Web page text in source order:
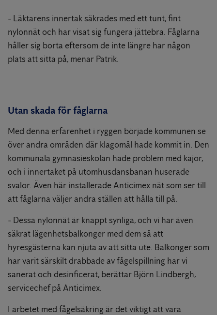
- Läktarens innertak säkrades med ett tunt, fint
nylonnät och har visat sig fungera jättebra. Fåglarna
håller sig borta eftersom de inte längre har någon
plats att sitta på, menar Patrik.
Utan skada för fåglarna
Med denna erfarenhet i ryggen började kommunen se
över andra områden där klagomål hade kommit in. Den
kommunala gymnasieskolan hade problem med kajor,
och i innertaket på utomhusdansbanan huserade
svalor. Även här installerade Anticimex nät som ser till
att fåglarna väljer andra ställen att hålla till på.
- Dessa nylonnät är knappt synliga, och vi har även
säkrat lägenhetsbalkonger med dem så att
hyresgästerna kan njuta av att sitta ute. Balkonger som
har varit särskilt drabbade av fågelspillning har vi
sanerat och desinficerat, berättar Björn Lindbergh,
servicechef på Anticimex.
I arbetet med fågelsäkring är det viktigt att vara